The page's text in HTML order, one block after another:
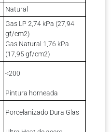
Natural
Gas LP 2,74 kPa (27,94
gf/cm2)
Gas Natural 1,76 kPa
(17,95 gf/cm2)
<200
Pintura horneada
Porcelanizado Dura Glas